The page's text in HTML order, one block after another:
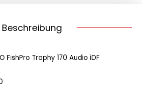
Beschreibung
FishPro Trophy 170 Audio iDF